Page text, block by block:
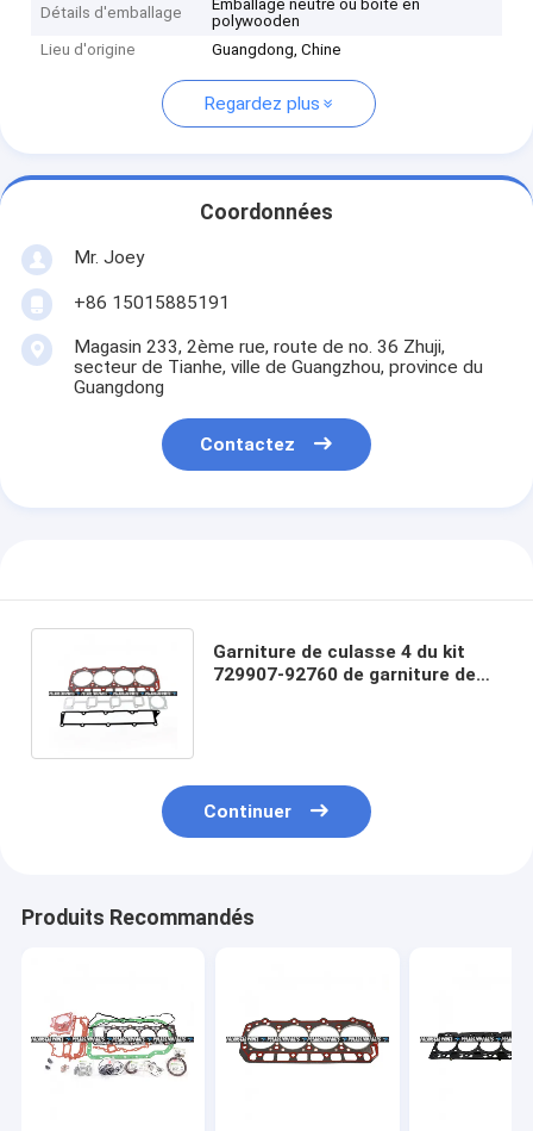
Détails d'emballage
Emballage neutre ou boîte en
polywooden
Lieu d'origine
Guangdong, Chine
Regardez plus
Coordonnées
Mr. Joey
+86 15015885191
Magasin 233, 2ème rue, route de no. 36 Zhuji,
secteur de Tianhe, ville de Guangzhou, province du
Guangdong
Contactez
Garniture de culasse 4 du kit
729907-92760 de garniture de
Continuer
Produits Recommandés